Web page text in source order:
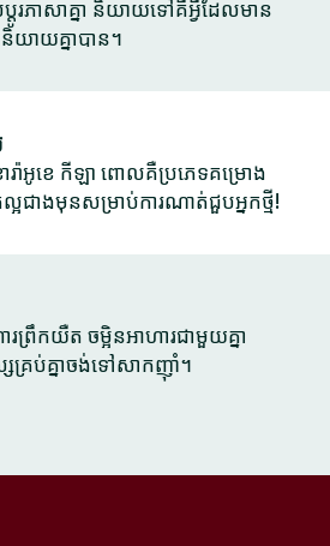
រភាសាគ្នា និយាយទៅគឺអ្វីដែលមាន
យាយគ្នាបាន។
រ៉ាអូខេ កីឡា ពោលគឺប្រភេទគម្រោង
ជាងមុនសម្រាប់ការណាត់ជួបអ្នកថ្មី!
ព្រឹកយឺត ចម្អិនអាហារជាមួយគ្នា
រប់គ្នាចង់ទៅសាកញ៉ាំ។